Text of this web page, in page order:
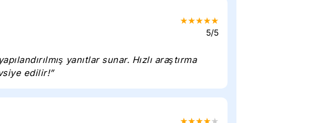
★★★★★
5/5
yanıtlar sunar. Hızlı araştırma
edilir!”